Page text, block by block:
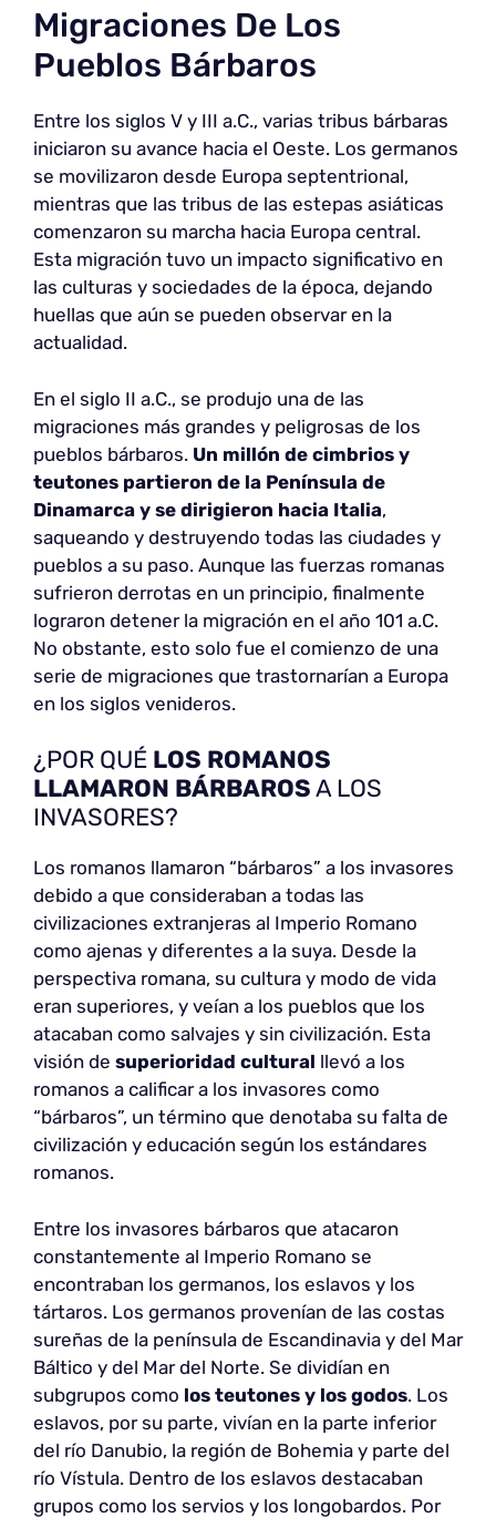
Migraciones De Los
Pueblos Bárbaros
Entre los siglos V y III a.C., varias tribus bárbaras
iniciaron su avance hacia el Oeste. Los germanos
se movilizaron desde Europa septentrional,
mientras que las tribus de las estepas asiáticas
comenzaron su marcha hacia Europa central.
Esta migración tuvo un impacto significativo en
las culturas y sociedades de la época, dejando
huellas que aún se pueden observar en la
actualidad.
En el siglo II a.C., se produjo una de las
migraciones más grandes y peligrosas de los
pueblos bárbaros. Un millón de cimbrios y
teutones partieron de la Península de
Dinamarca y se dirigieron hacia Italia,
saqueando y destruyendo todas las ciudades y
pueblos a su paso. Aunque las fuerzas romanas
sufrieron derrotas en un principio, finalmente
lograron detener la migración en el año 101 a.C.
No obstante, esto solo fue el comienzo de una
serie de migraciones que trastornarían a Europa
en los siglos venideros.
¿POR QUÉ LOS ROMANOS
LLAMARON BÁRBAROSA LOS
INVASORES?
Los romanos llamaron “bárbaros” a los invasores
debido a que consideraban a todas las
civilizaciones extranjeras al Imperio Romano
como ajenas y diferentes a la suya. Desde la
perspectiva romana, su cultura y modo de vida
eran superiores, y veían a los pueblos que los
atacaban como salvajes y sin civilización. Esta
visión de superioridad cultural llevó a los
romanos a calificar a los invasores como
“bárbaros”, un término que denotaba su falta de
civilización y educación según los estándares
romanos.
Entre los invasores bárbaros que atacaron
constantemente al Imperio Romano se
encontraban los germanos, los eslavos y los
tártaros. Los germanos provenían de las costas
sureñas de la península de Escandinavia y del Mar
Báltico y del Mar del Norte. Se dividían en
subgrupos como los teutones y los godos. Los
eslavos, por su parte, vivían en la parte inferior
del río Danubio, la región de Bohemia y parte del
río Vístula. Dentro de los eslavos destacaban
grupos como los servios y los longobardos. Por